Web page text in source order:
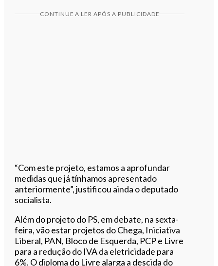
CONTINUE A LER APÓS A PUBLICIDADE
“Com este projeto, estamos a aprofundar
medidas que já tínhamos apresentado
anteriormente”, justificou ainda o deputado
socialista.
Além do projeto do PS, em debate, na sexta-
feira, vão estar projetos do Chega, Iniciativa
Liberal, PAN, Bloco de Esquerda, PCP e Livre
para a redução do IVA da eletricidade para
6%. O diploma do Livre alarga a descida do